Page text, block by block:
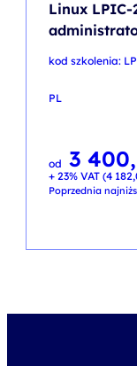
Linux
kod szkolenia:
PL
od
Pierwotna
cena
wynosiła:
4 000,00 PLN.
3
Aktualna
cena
wynosi:
3 400,00 PLN.
+ 23% VAT (4
Poprzednia